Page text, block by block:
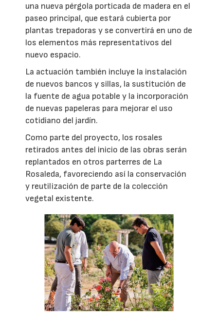
una nueva pérgola porticada de madera en el
paseo principal, que estará cubierta por
plantas trepadoras y se convertirá en uno de
los elementos más representativos del
nuevo espacio.
La actuación también incluye la instalación
de nuevos bancos y sillas, la sustitución de
la fuente de agua potable y la incorporación
de nuevas papeleras para mejorar el uso
cotidiano del jardín.
Como parte del proyecto, los rosales
retirados antes del inicio de las obras serán
replantados en otros parterres de La
Rosaleda, favoreciendo así la conservación
y reutilización de parte de la colección
vegetal existente.